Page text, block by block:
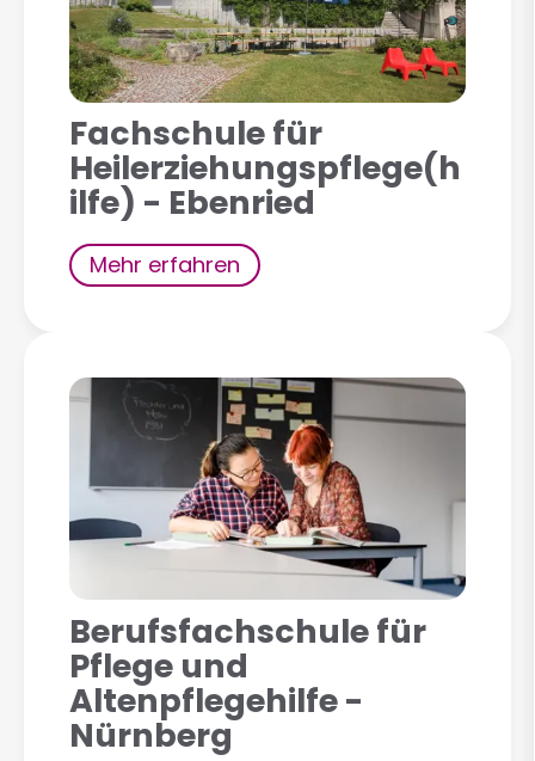
Fachschule für
Heilerziehungspflege(h
ilfe) - Ebenried
Mehr erfahren
Berufsfachschule für
Pflege und
Altenpflegehilfe -
Nürnberg